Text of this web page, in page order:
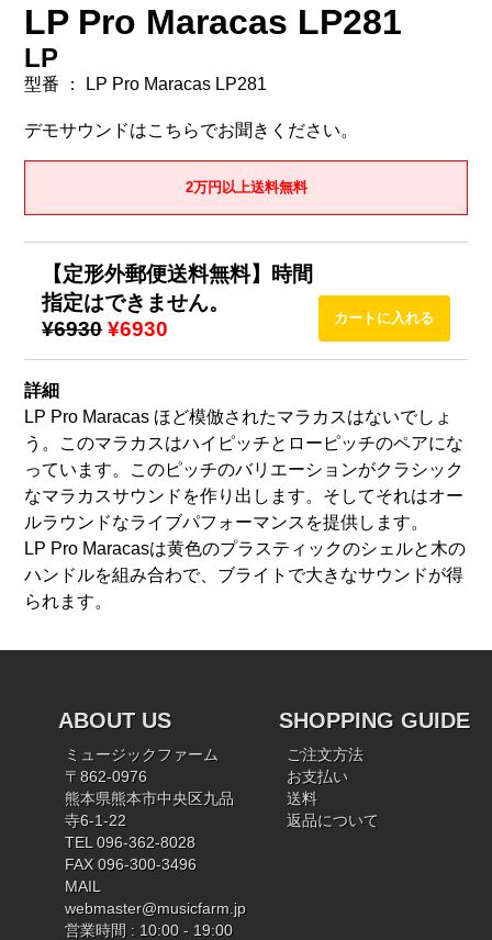
LP Pro Maracas LP281
LP
型番 ： LP Pro Maracas LP281
デモサウンドはこちらでお聞きください。
2万円以上送料無料
【定形外郵便送料無料】時間
指定はできません。
¥6930 ¥6930
詳細
LP Pro Maracas ほど模倣されたマラカスはないでしょ
う。このマラカスはハイピッチとローピッチのペアにな
っています。このピッチのバリエーションがクラシック
なマラカスサウンドを作り出します。そしてそれはオー
ルラウンドなライブパフォーマンスを提供します。
LP Pro Maracasは黄色のプラスティックのシェルと木の
ハンドルを組み合わで、ブライトで大きなサウンドが得
られます。
ABOUT US
ミュージックファーム
〒862-0976
熊本県熊本市中央区九品
寺6-1-22
TEL 096-362-8028
FAX 096-300-3496
MAIL
webmaster@musicfarm.jp
営業時間 : 10:00 - 19:00
SHOPPING GUIDE
ご注文方法
お支払い
送料
返品について